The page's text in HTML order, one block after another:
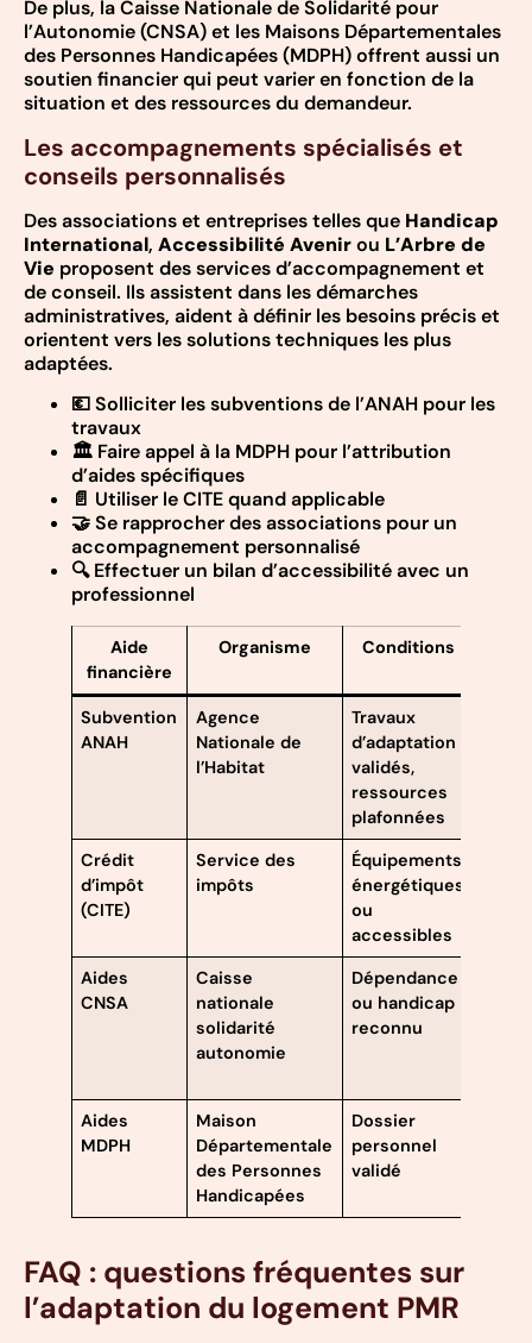
De plus, la Caisse Nationale de Solidarité pour
l’Autonomie (CNSA) et les Maisons Départementales
des Personnes Handicapées (MDPH) offrent aussi un
soutien financier qui peut varier en fonction de la
situation et des ressources du demandeur.
Les accompagnements spécialisés et
conseils personnalisés
Des associations et entreprises telles que Handicap
International, Accessibilité Avenirou L’Arbre de
Vie proposent des services d’accompagnement et
de conseil. Ils assistent dans les démarches
administratives, aident à définir les besoins précis et
orientent vers les solutions techniques les plus
adaptées.
💶 Solliciter les subventions de l’ANAH pour les
travaux
🏛️ Faire appel à la MDPH pour l’attribution
d’aides spécifiques
📄 Utiliser le CITE quand applicable
🤝 Se rapprocher des associations pour un
accompagnement personnalisé
🔍 Effectuer un bilan d’accessibilité avec un
professionnel
Aide
financière
Organisme Conditions
Subvention
ANAH
Agence
Nationale de
l’Habitat
Travaux
d’adaptation
validés,
ressources
plafonnées
Crédit
d’impôt
(CITE)
Service des
impôts
Équipements
énergétiques
ou
accessibles
Aides
CNSA
Caisse
nationale
solidarité
autonomie
Dépendance
ou handicap
reconnu
Aides
MDPH
Maison
Départementale
des Personnes
Handicapées
Dossier
personnel
validé
FAQ : questions fréquentes sur
l’adaptation du logement PMR